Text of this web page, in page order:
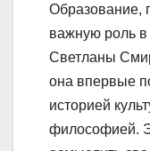
Образование,
важную роль в
Светланы
она впервые
историей
философией.